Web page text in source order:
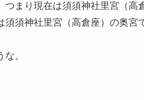
つまり現在は須須神社里宮（
須須神社里宮（高倉座）の奥
。